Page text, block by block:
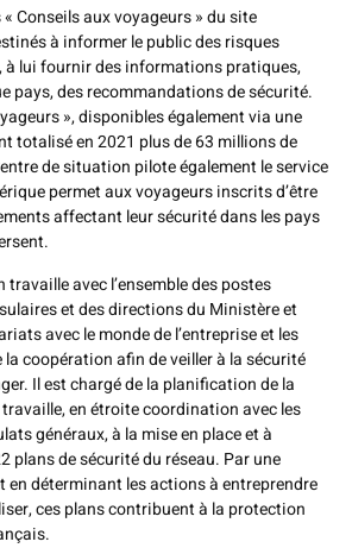
Conseils aux voyageurs » du site
à informer le public des risques
à lui fournir des informations pratiques,
pays, des recommandations de sécurité.
», disponibles également via une
totalisé en 2021 plus de 63 millions de
de situation pilote également le service
permet aux voyageurs inscrits d’être
affectant leur sécurité dans les pays
avec l’ensemble des postes
et des directions du Ministère et
avec le monde de l’entreprise et les
coopération afin de veiller à la sécurité
Il est chargé de la planification de la
en étroite coordination avec les
généraux, à la mise en place et à
plans de sécurité du réseau. Par une
en déterminant les actions à entreprendre
ces plans contribuent à la protection